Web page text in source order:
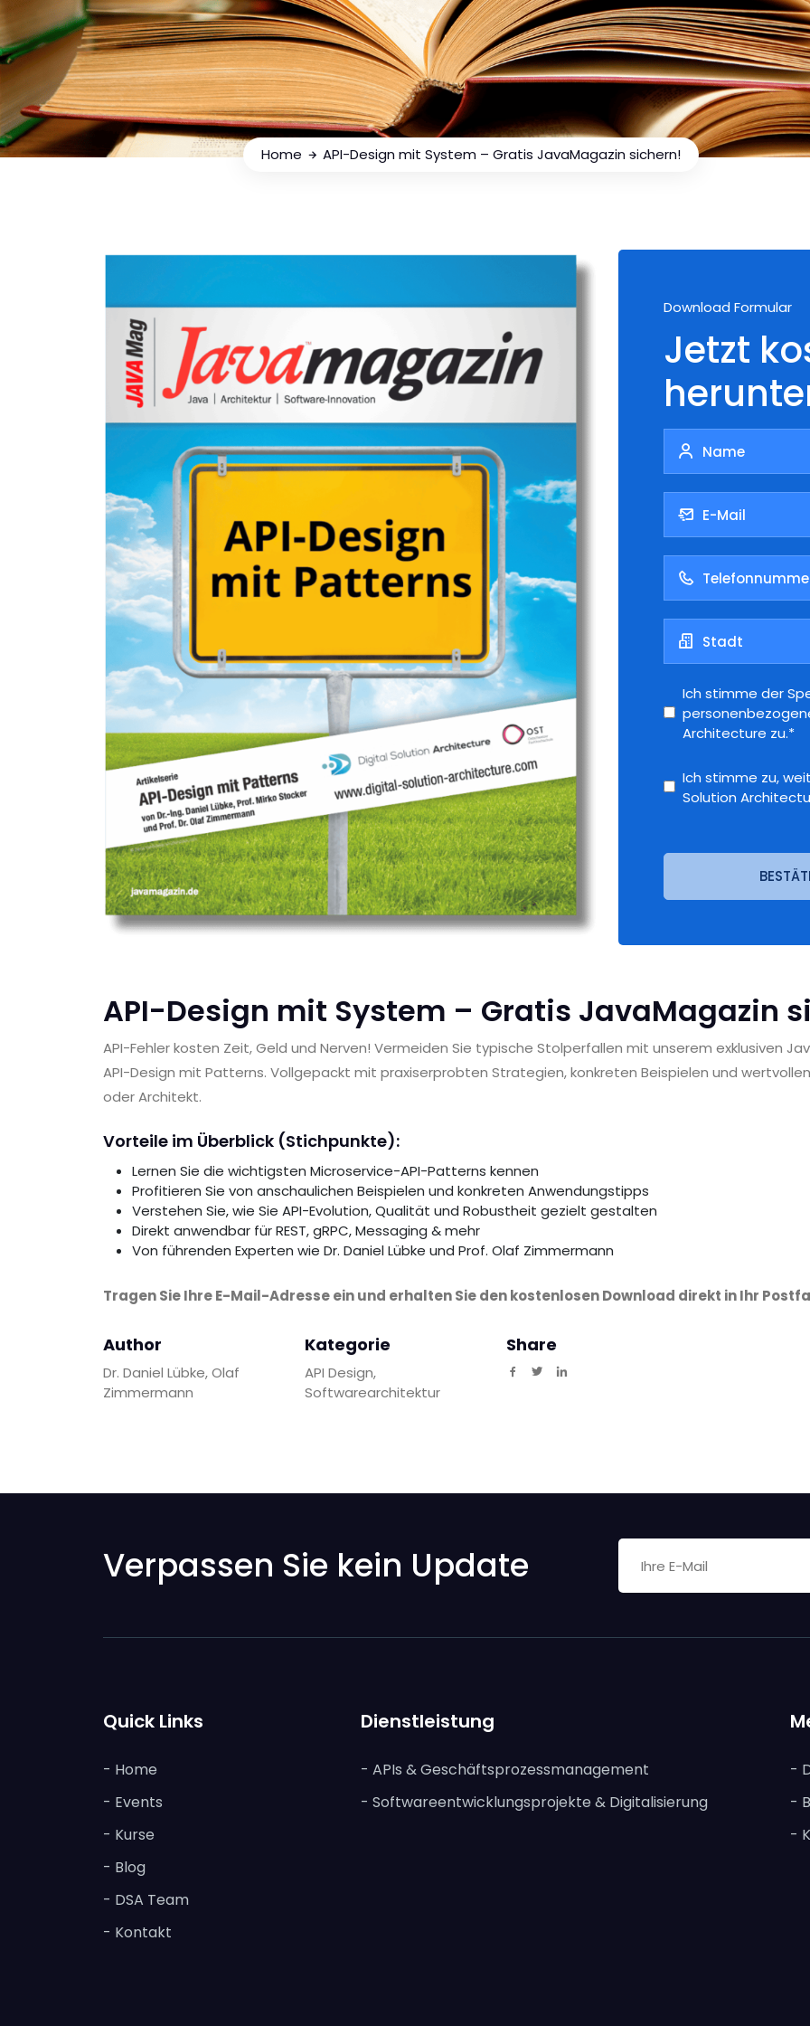
Home API-Design mit System – Gratis JavaMagazin sichern!
Download Formular
Jetzt
Ich stimme der
Architecture zu.*
Ich stimme zu,
Solution
API-Design mit System – Gratis JavaMagazin
API-Fehler kosten Zeit, Geld und Nerven! Vermeiden Sie typische Stolperfallen mit unserem exklusiven
API-Design mit Patterns. Vollgepackt mit praxiserprobten Strategien, konkreten Beispielen und
oder Architekt.
Vorteile im Überblick (Stichpunkte):
Lernen Sie die wichtigsten Microservice-API-Patterns kennen
Profitieren Sie von anschaulichen Beispielen und konkreten Anwendungstipps
Verstehen Sie, wie Sie API-Evolution, Qualität und Robustheit gezielt gestalten
Direkt anwendbar für REST, gRPC, Messaging & mehr
Von führenden Experten wie Dr. Daniel Lübke und Prof. Olaf Zimmermann
Tragen Sie Ihre E-Mail-Adresse ein und erhalten Sie den kostenlosen Download direkt in Ihr
Author
Dr. Daniel Lübke, Olaf
Zimmermann
Kategorie
API Design,
Softwarearchitektur
Share
Verpassen Sie kein Update
Quick Links
- Home
- Events
- Kurse
- Blog
- DSA Team
- Kontakt
Dienstleistung
- APIs & Geschäftsprozessmanagement
- Softwareentwicklungsprojekte & Digitalisierung
-
-
-